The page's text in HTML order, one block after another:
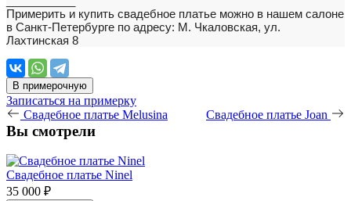
Примерить и купить свадебное платье можно в нашем салоне
в Санкт-Петербурге по адресу: М. Чкаловская, ул.
Лахтинская 8
В примерочную
Записаться на примерку
Свадебное платье Melusina
Свадебное платье Joan
Вы смотрели
Свадебное платье Ninel
35 000 ₽